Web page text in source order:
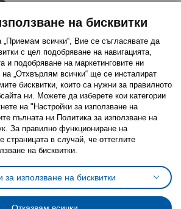
PinterestInstagram
използване на бисквитки (Cookies)
за използване на бисквитки
на ikea.bgОбща политика за личните данни
защита на личните данни на ikea.bg
на програма IKEA Family
на бисквитки
„Приемам всички“, Вие се съгласявате да
с цел подобряване на навигацията,
и подобряване на маркетинговите ни
на „Отхвърлям всички“ ще се инсталират
бисквитки, които са нужни за правилното
ни. Можете да изберете кои категории
на "Настройки за използване на
пълната ни Политика за използване на
За правилно функциониране на
страницата в случай, че оттеглите
на бисквитки.
за използване на бисквитки